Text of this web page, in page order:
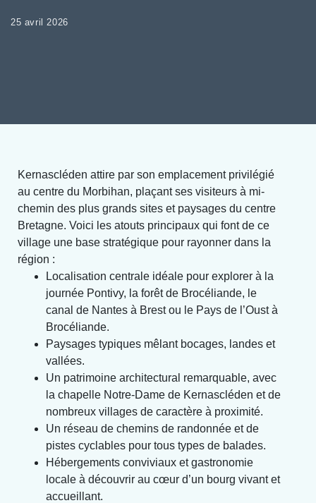
25 avril 2026
Kernascléden attire par son emplacement privilégié
au centre du Morbihan, plaçant ses visiteurs à mi-
chemin des plus grands sites et paysages du centre
Bretagne. Voici les atouts principaux qui font de ce
village une base stratégique pour rayonner dans la
région :
Localisation centrale idéale pour explorer à la
journée Pontivy, la forêt de Brocéliande, le
canal de Nantes à Brest ou le Pays de l’Oust à
Brocéliande.
Paysages typiques mêlant bocages, landes et
vallées.
Un patrimoine architectural remarquable, avec
la chapelle Notre-Dame de Kernascléden et de
nombreux villages de caractère à proximité.
Un réseau de chemins de randonnée et de
pistes cyclables pour tous types de balades.
Hébergements conviviaux et gastronomie
locale à découvrir au cœur d’un bourg vivant et
accueillant.